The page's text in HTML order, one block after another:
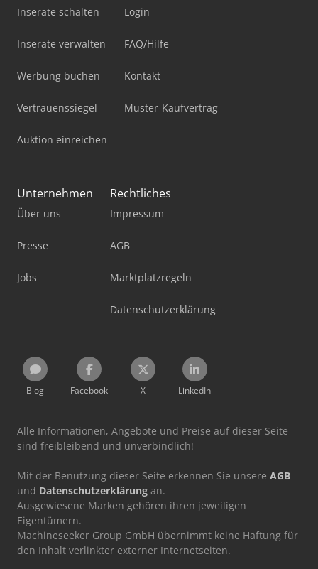
Inserate schalten
Inserate verwalten
Werbung buchen
Vertrauenssiegel
Auktion einreichen
Login
FAQ/Hilfe
Kontakt
Muster-Kaufvertrag
Unternehmen
Über uns
Presse
Jobs
Rechtliches
Impressum
AGB
Marktplatzregeln
Datenschutzerklärung
Blog Facebook X LinkedIn
Alle Informationen, Angebote und Preise auf dieser Seite
sind freibleibend und unverbindlich!
Mit der Benutzung dieser Seite erkennen Sie unsere AGB
und Datenschutzerklärung an.
Ausgewiesene Marken gehören ihren jeweiligen
Eigentümern.
Machineseeker Group GmbH übernimmt keine Haftung für
den Inhalt verlinkter externer Internetseiten.